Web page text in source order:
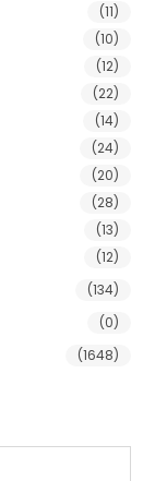
(11)
(10)
(12)
(22)
(14)
(24)
(20)
(28)
(13)
(12)
(134)
(0)
(1648)